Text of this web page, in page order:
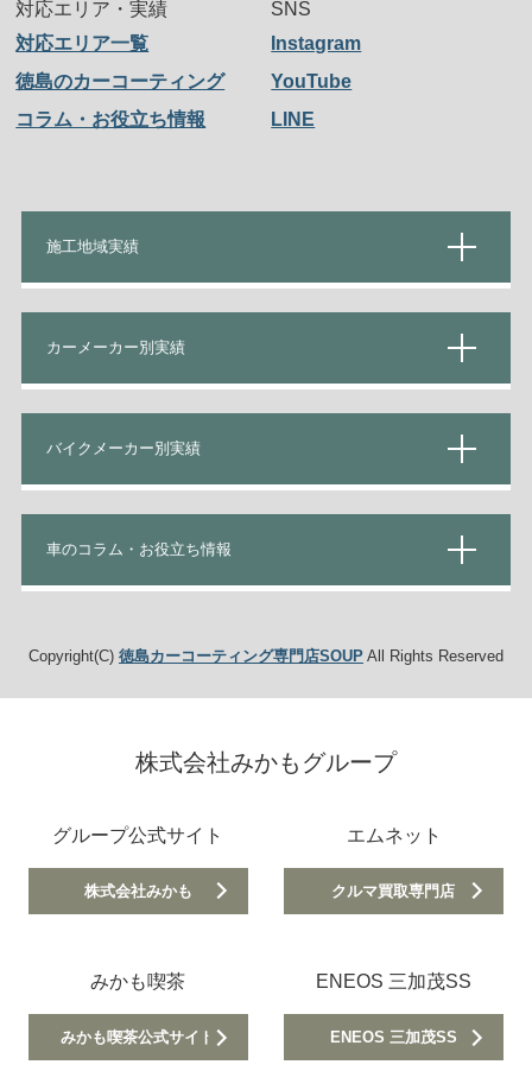
対応エリア・実績
対応エリア一覧
徳島のカーコーティング
コラム・お役立ち情報
SNS
Instagram
YouTube
LINE
施工地域実績
カーメーカー別実績
バイクメーカー別実績
車のコラム・お役立ち情報
Copyright(C) 徳島カーコーティング専門店SOUPAll Rights Reserved
株式会社みかもグループ
グループ公式サイト
株式会社みかも
エムネット
クルマ買取専門店
みかも喫茶
みかも喫茶公式サイト
ENEOS 三加茂SS
ENEOS 三加茂SS